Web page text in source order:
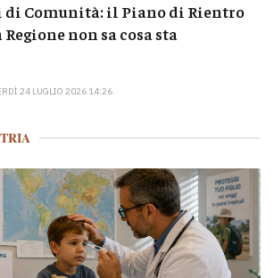
di Comunità: il Piano di Rientro
non sa cosa sta
24 LUGLIO 2026 14:26